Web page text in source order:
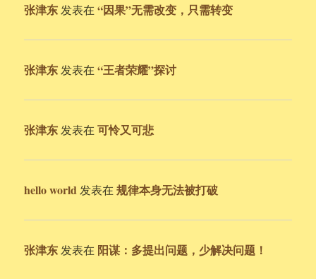
张津东 发表在“因果”无需改变，只需转变
张津东 发表在“王者荣耀”探讨
张津东 发表在可怜又可悲
hello world 发表在规律本身无法被打破
张津东 发表在 阳谋：多提出问题，少解决问题！